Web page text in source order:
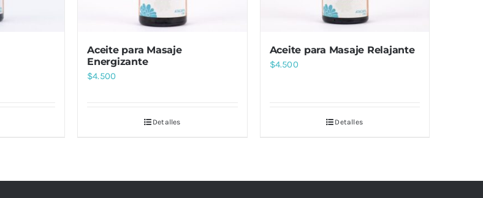
Aceite para Masaje
Energizante
$4.500
Detalles
Aceite para Masaje Relajante
$4.500
Detalles